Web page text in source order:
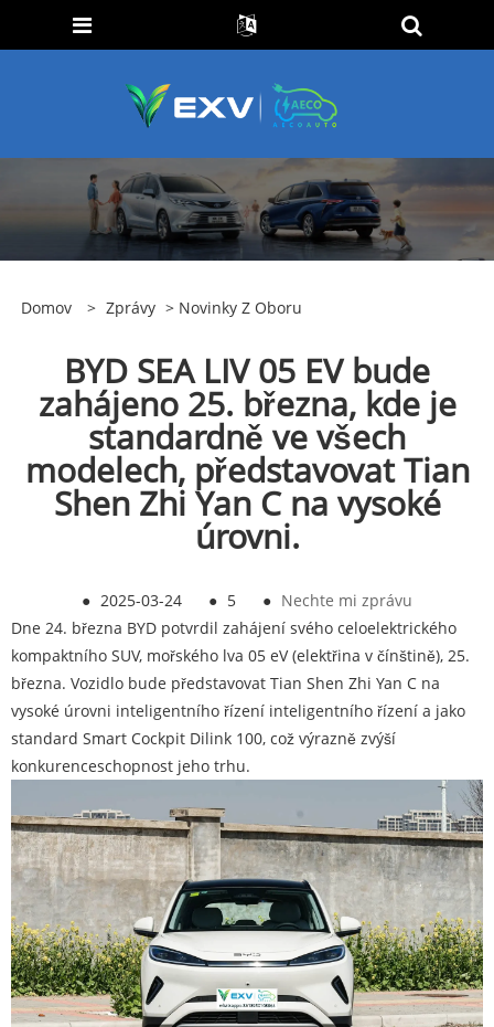
Domov > Zprávy > Novinky Z Oboru
BYD SEA LIV 05 EV bude
zahájeno 25. března, kde je
standardně ve všech
modelech, představovat Tian
Shen Zhi Yan C na vysoké
úrovni.
● 2025-03-24 ● 5 ● Nechte mi zprávu
Dne 24. března BYD potvrdil zahájení svého celoelektrického
kompaktního SUV, mořského lva 05 eV (elektřina v čínštině), 25.
března. Vozidlo bude představovat Tian Shen Zhi Yan C na
vysoké úrovni inteligentního řízení inteligentního řízení a jako
standard Smart Cockpit Dilink 100, což výrazně zvýší
konkurenceschopnost jeho trhu.